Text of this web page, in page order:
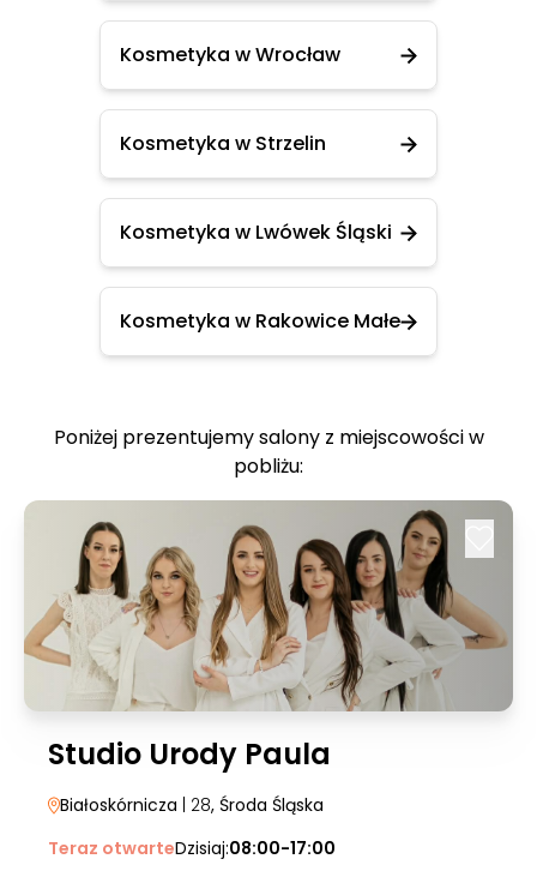
Kosmetyka w Wrocław
Kosmetyka w Strzelin
Kosmetyka w Lwówek Śląski
Kosmetyka w Rakowice Małe
Poniżej prezentujemy salony z miejscowości w
pobliżu:
Studio Urody Paula
Białoskórnicza | 28, Środa Śląska
Teraz otwarteDzisiaj:08:00-17:00